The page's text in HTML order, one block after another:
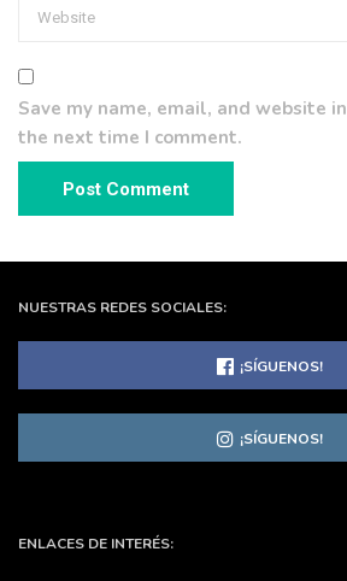
Save my name, email, and website
the next time I comment.
NUESTRAS REDES SOCIALES:
¡SÍGUENOS!
¡SÍGUENOS!
ENLACES DE INTERÉS: